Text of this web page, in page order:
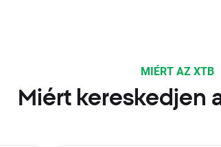
MIÉRT AZ XTB
Miért kereskedjen